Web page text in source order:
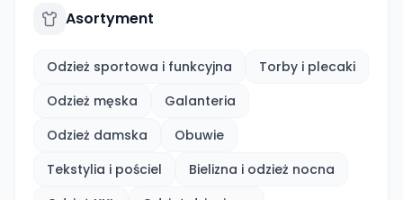
Asortyment
Odzież sportowa i funkcyjna
Torby i plecaki
Odzież męska
Galanteria
Odzież damska
Obuwie
Tekstylia i pościel
Bielizna i odzież nocna